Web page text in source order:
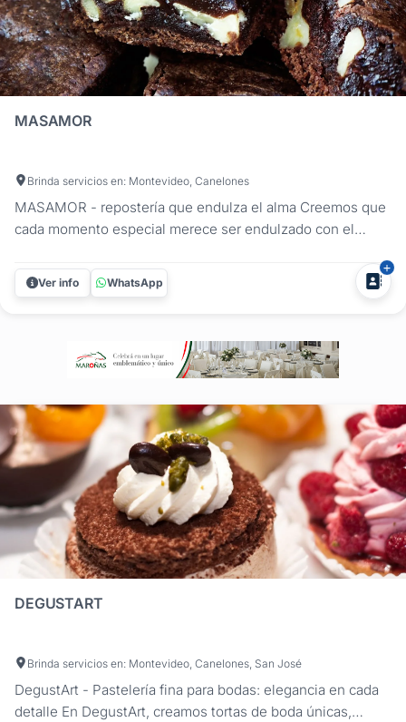
MASAMOR
Brinda servicios en: Montevideo, Canelones
MASAMOR - repostería que endulza el alma Creemos que
cada momento especial merece ser endulzado con el
arte que no solo deleitan el paladar, sino que también
enamoran a la vista. Nuestros dulces Desde clásicos
Ver info WhatsApp
DEGUSTART
Brinda servicios en: Montevideo, Canelones, San José
DegustArt - Pastelería fina para bodas: elegancia en cada
detalle En DegustArt, creamos tortas de boda únicas,